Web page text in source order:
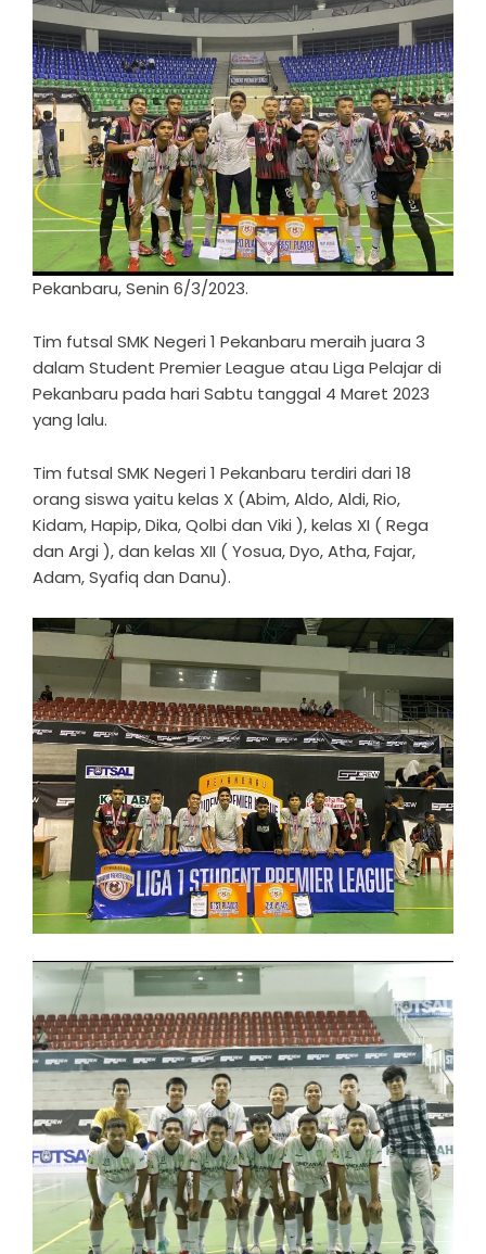
Pekanbaru, Senin 6/3/2023.
Tim futsal SMK Negeri 1 Pekanbaru meraih juara 3
dalam Student Premier League atau Liga Pelajar di
Pekanbaru pada hari Sabtu tanggal 4 Maret 2023
yang lalu.
Tim futsal SMK Negeri 1 Pekanbaru terdiri dari 18
orang siswa yaitu kelas X (Abim, Aldo, Aldi, Rio,
Kidam, Hapip, Dika, Qolbi dan Viki ), kelas XI ( Rega
dan Argi ), dan kelas XII ( Yosua, Dyo, Atha, Fajar,
Adam, Syafiq dan Danu).